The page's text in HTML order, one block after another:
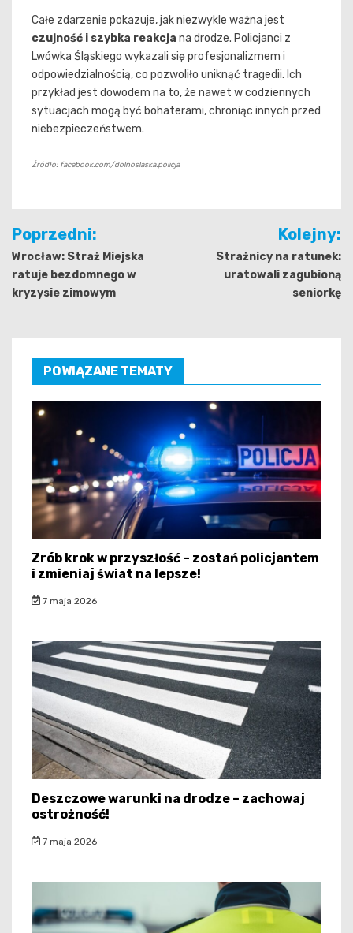
Całe zdarzenie pokazuje, jak niezwykle ważna jest
czujność i szybka reakcja na drodze. Policjanci z
Lwówka Śląskiego wykazali się profesjonalizmem i
odpowiedzialnością, co pozwoliło uniknąć tragedii. Ich
przykład jest dowodem na to, że nawet w codziennych
sytuacjach mogą być bohaterami, chroniąc innych przed
niebezpieczeństwem.
Źródło: facebook.com/dolnoslaska.policja
Nawigacja
wpisu
Poprzedni:
Wrocław: Straż Miejska
ratuje bezdomnego w
kryzysie zimowym
Kolejny:
Strażnicy na ratunek:
uratowali zagubioną
seniorkę
POWIĄZANE TEMATY
Zrób krok w przyszłość – zostań policjantem
i zmieniaj świat na lepsze!
7 maja 2026
Deszczowe warunki na drodze – zachowaj
ostrożność!
7 maja 2026